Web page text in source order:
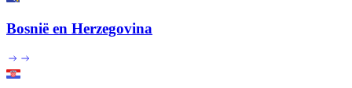
Bosnië en Herzegovina